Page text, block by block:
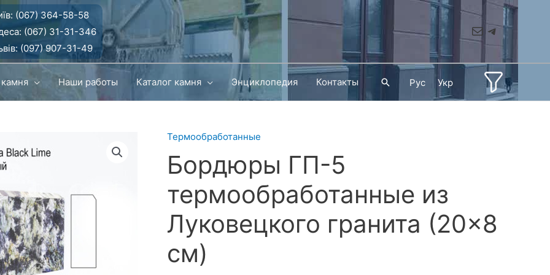
(067) 364-58-58
(067) 31-31-346
(097) 907-31-49
MailTelegram
Наши работы Каталог камня Энциклопедия Контакты ПоискРус Укр
Термообработанные
Бордюры ГП-5
термообработанные из
Луковецкого гранита (20×8
см)